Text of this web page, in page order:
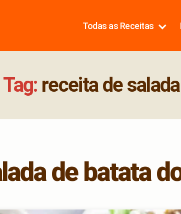
Todas as Receitas
Tag: receita de salada
de batata